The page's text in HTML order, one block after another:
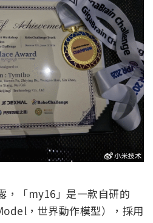
，「my16」是一款自研的
，世界動作模型），採用